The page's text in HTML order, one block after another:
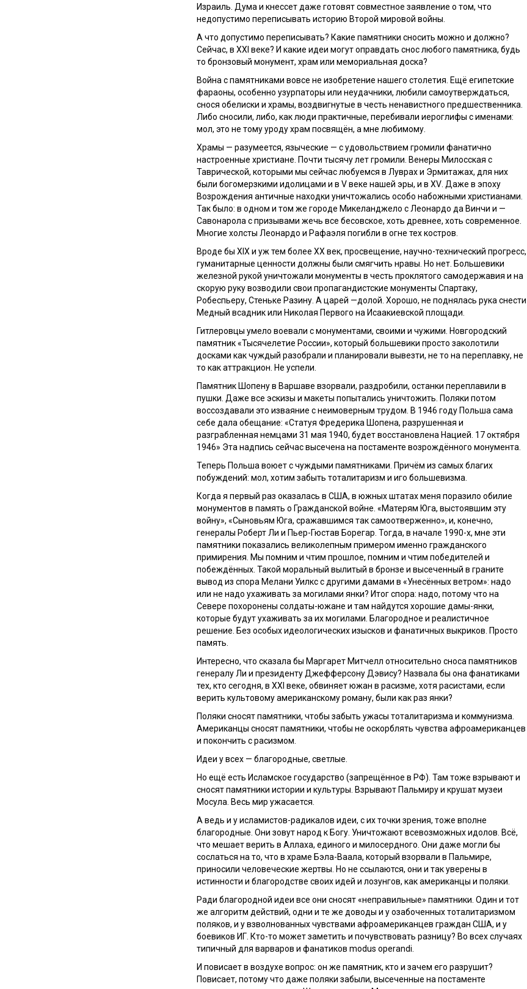
Израиль. Дума и кнессет даже готовят совместное заявление о том, что
недопустимо переписывать историю Второй мировой войны.
А что допустимо переписывать? Какие памятники сносить можно и должно?
Сейчас, в XXI веке? И какие идеи могут оправдать снос любого памятника, будь
то бронзовый монумент, храм или мемориальная доска?
Война с памятниками вовсе не изобретение нашего столетия. Ещё египетские
фараоны, особенно узурпаторы или неудачники, любили самоутверждаться,
снося обелиски и храмы, воздвигнутые в честь ненавистного предшественника.
Либо сносили, либо, как люди практичные, перебивали иероглифы с именами:
мол, это не тому уроду храм посвящён, а мне любимому.
Храмы — разумеется, языческие — с удовольствием громили фанатично
настроенные христиане. Почти тысячу лет громили. Венеры Милосская с
Таврической, которыми мы сейчас любуемся в Луврах и Эрмитажах, для них
были богомерзкими идолицами и в Vвеке нашей эры, и в XV . Даже в эпоху
Возрождения античные находки уничтожались особо набожными христианами.
Так было: в одном и том же городе Микеланджело с Леонардо да Винчи и —
Савонарола с призывами жечь все бесовское, хоть древнее, хоть современное.
Многие холсты Леонардо и Рафаэля погибли в огне тех костров.
Вроде бы XIX и уж тем более ХХ век, просвещение, научно-технический прогресс,
гуманитарные ценности должны были смягчить нравы. Но нет. Большевики
железной рукой уничтожали монументы в честь проклятого самодержавия и на
скорую руку возводили свои пропагандистские монументы Спартаку,
Робеспьеру, Стеньке Разину. А царей —долой. Хорошо, не поднялась рука снести
Медный всадник или Николая Первого на Исаакиевской площади.
Гитлеровцы умело воевали с монументами, своими и чужими. Новгородский
памятник «Тысячелетие России», который большевики просто заколотили
досками как чуждый разобрали и планировали вывезти, не то на переплавку, не
то как аттракцион. Не успели.
Памятник Шопену в Варшаве взорвали, раздробили, останки переплавили в
пушки. Даже все эскизы и макеты попытались уничтожить. Поляки потом
воссоздавали это изваяние с неимоверным трудом. В 1946 году Польша сама
себе дала обещание: «Статуя Фредерика Шопена, разрушенная и
разграбленная немцами 31 мая 1940, будет восстановлена Нацией. 17 октября
1946» Эта надпись сейчас высечена на постаменте возрождённого монумента.
Теперь Польша воюет с чуждыми памятниками. Причём из самых благих
побуждений: мол, хотим забыть тоталитаризм и иго большевизма.
Когда я первый раз оказалась в США, в южных штатах меня поразило обилие
монументов в память о Гражданской войне. «Матерям Юга, выстоявшим эту
войну», «Сыновьям Юга, сражавшимся так самоотверженно», и, конечно,
генералы Роберт Ли и Пьер-Гюстав Борегар. Тогда, в начале 1990-х, мне эти
памятники показались великолепным примером именно гражданского
примирения. Мы помним и чтим прошлое, помним и чтим победителей и
побеждённых. Такой моральный вылитый в бронзе и высеченный в граните
вывод из спора Мелани Уилкс с другими дамами в «Унесённых ветром»: надо
или не надо ухаживать за могилами янки? Итог спора: надо, потому что на
Севере похоронены солдаты-южане и там найдутся хорошие дамы-янки,
которые будут ухаживать за их могилами. Благородное и реалистичное
решение. Без особых идеологических изысков и фанатичных выкриков. Просто
память.
Интересно, что сказала бы Маргарет Митчелл относительно сноса памятников
генералу Ли и президенту Джефферсону Дэвису? Назвала бы она фанатиками
тех, кто сегодня, в XXI веке, обвиняет южан в расизме, хотя расистами, если
верить культовому американскому роману, были как раз янки?
Поляки сносят памятники, чтобы забыть ужасы тоталитаризма и коммунизма.
Американцы сносят памятники, чтобы не оскорблять чувства афроамериканцев
и покончить с расизмом.
Идеи у всех — благородные, светлые.
Но ещё есть Исламское государство (запрещённое в РФ). Там тоже взрывают и
сносят памятники истории и культуры. Взрывают Пальмиру и крушат музеи
Мосула. Весь мир ужасается.
А ведь и у исламистов-радикалов идеи, с их точки зрения, тоже вполне
благородные. Они зовут народ к Богу. Уничтожают всевозможных идолов. Всё,
что мешает верить в Аллаха, единого и милосердного. Они даже могли бы
сослаться на то, что в храме Бэла-Ваала, который взорвали в Пальмире,
приносили человеческие жертвы. Но не ссылаются, они и так уверены в
истинности и благородстве своих идей и лозунгов, как американцы и поляки.
Ради благородной идеи все они сносят «неправильные» памятники. Один и тот
же алгоритм действий, одни и те же доводы и у озабоченных тоталитаризмом
поляков, и у взволнованных чувствами афроамериканцев граждан США, и у
боевиков ИГ. Кто-то может заметить и почувствовать разницу? Во всех случаях
типичный для варваров и фанатиков modus operandi.
И повисает в воздухе вопрос: он же памятник, кто и зачем его разрушит?
Повисает, потому что даже поляки забыли, высеченные на постаменте